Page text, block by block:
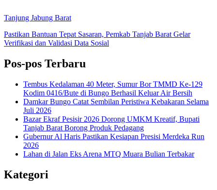
Tanjung Jabung Barat
Pastikan Bantuan Tepat Sasaran, Pemkab Tanjab Barat Gelar
Verifikasi dan Validasi Data Sosial
Pos-pos Terbaru
Tembus Kedalaman 40 Meter, Sumur Bor TMMD Ke-129
Kodim 0416/Bute di Bungo Berhasil Keluar Air Bersih
Damkar Bungo Catat Sembilan Peristiwa Kebakaran Selama
Juli 2026
Bazar Ekraf Pesisir 2026 Dorong UMKM Kreatif, Bupati
Tanjab Barat Borong Produk Pedagang
Gubernur Al Haris Pastikan Kesiapan Presisi Merdeka Run
2026
Lahan di Jalan Eks Arena MTQ Muara Bulian Terbakar
Kategori